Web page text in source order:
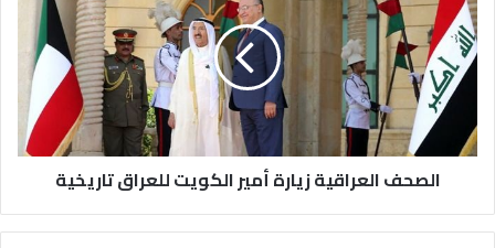
الصحف العراقية زيارة أمير الكويت للعراق تاريخية